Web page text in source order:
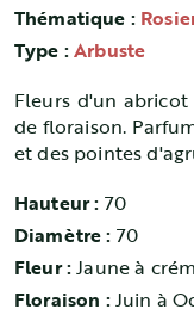
Thématique :
Type :Arbuste
Fleurs d'un
de floraison.
et des pointes
Hauteur : 70
Diamètre : 70
Fleur :Jaune à
Floraison :Juin à